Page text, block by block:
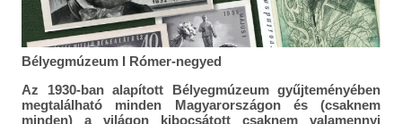
Bélyegmúzeum I Rómer-negyed
Az 1930-ban alapított Bélyegmúzeum gyűjteményében
megtalálható minden Magyarországon és (csaknem
minden) a világon kibocsátott csaknem valamennyi